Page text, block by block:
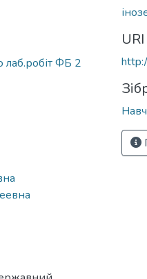
лаб.робіт ФБ 2
URI